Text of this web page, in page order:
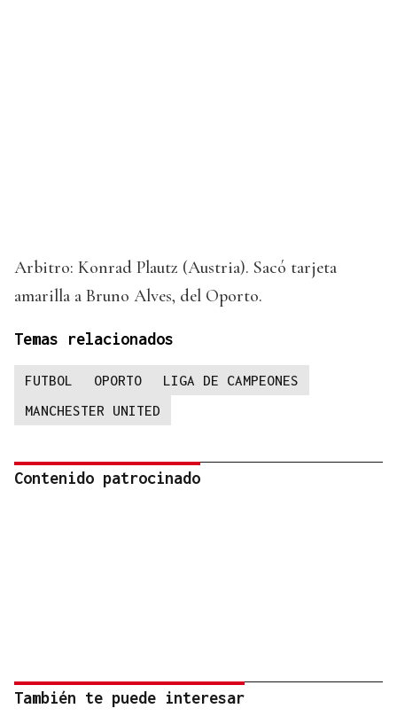
Arbitro: Konrad Plautz (Austria). Sacó tarjeta
amarilla a Bruno Alves, del Oporto.
Temas relacionados
FUTBOL OPORTO
LIGA DE CAMPEONES
MANCHESTER UNITED
Contenido patrocinado
También te puede interesar